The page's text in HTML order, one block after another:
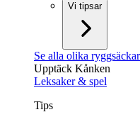
Vi tipsar
Se alla olika
Upptäck Kånken
Leksaker & spel
Tips